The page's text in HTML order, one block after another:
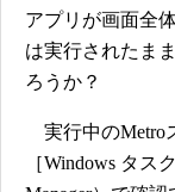
アプリが画面全
は実行されたま
ろうか？
実行中のMetro
［Windows タス